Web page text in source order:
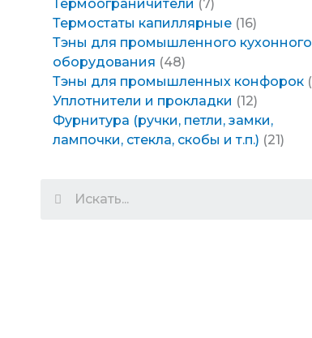
Термоограничители 7
Термостаты капиллярные 16
Тэны для промышленного кухонного
оборудования
48
Тэны для промышленных конфорок
Уплотнители и прокладки 12
Фурнитура (ручки, петли, замки,
лампочки, стекла, скобы и т.п.)
21